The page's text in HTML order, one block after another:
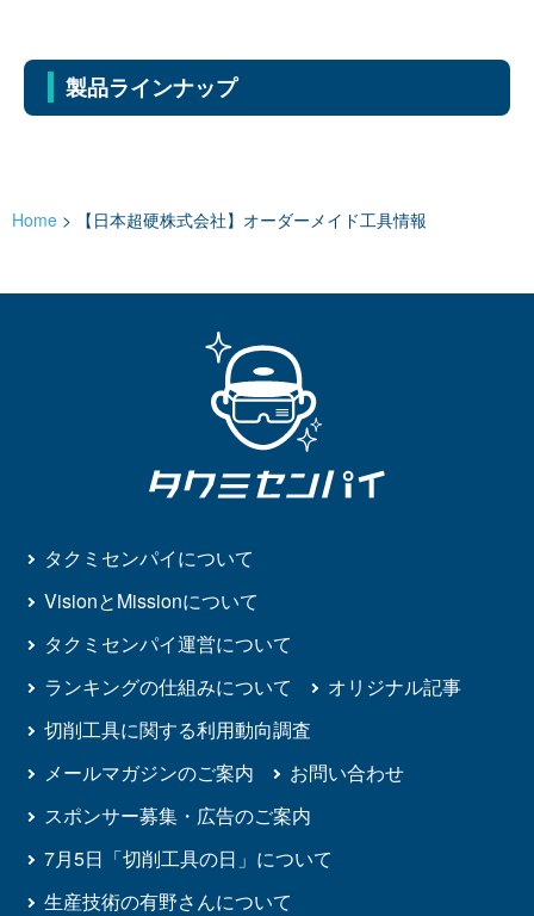
製品ラインナップ
Home > 【日本超硬株式会社】オーダーメイド工具情報
タクミセンパイについて
VisionとMissionについて
タクミセンパイ運営について
ランキングの仕組みについて
オリジナル記事
切削工具に関する利用動向調査
メールマガジンのご案内
お問い合わせ
スポンサー募集・広告のご案内
7月5日「切削工具の日」について
生産技術の有野さんについて